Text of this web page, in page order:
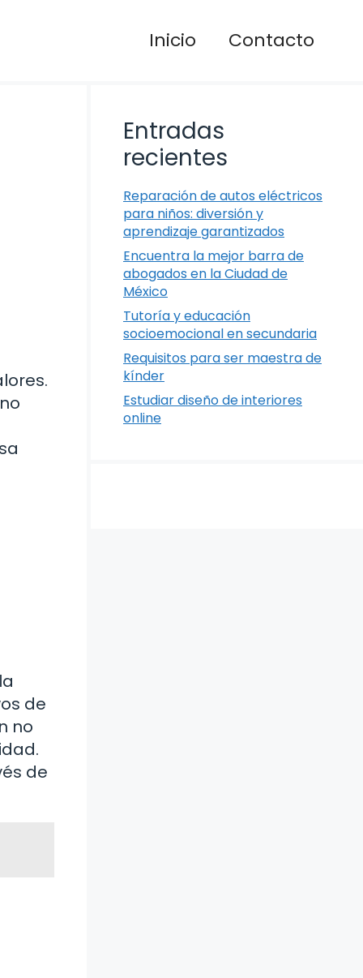
Inicio Contacto
de
no
de
Entradas
recientes
Reparación de autos eléctricos
para niños: diversión y
aprendizaje garantizados
Encuentra la mejor barra de
abogados en la Ciudad de
México
Tutoría y educación
socioemocional en secundaria
Requisitos para ser maestra de
kínder
Estudiar diseño de interiores
online